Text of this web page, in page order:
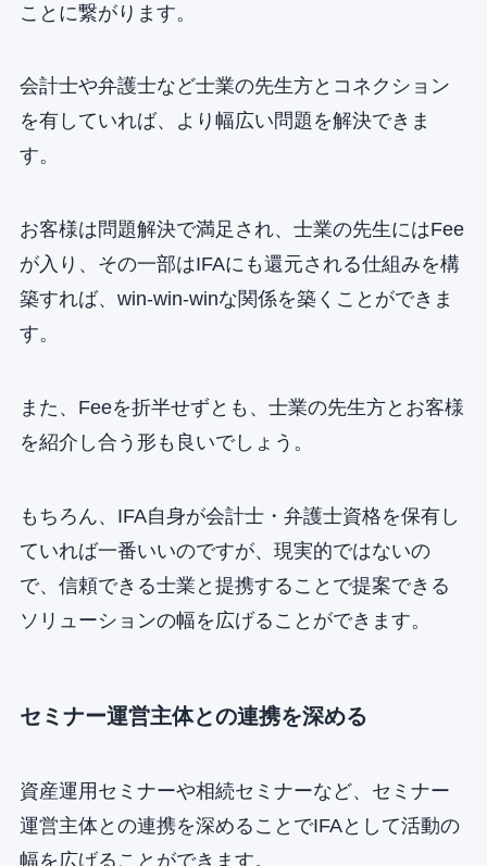
ことに繋がります。
会計士や弁護士など士業の先生方とコネクション
を有していれば、より幅広い問題を解決できま
す。
お客様は問題解決で満足され、士業の先生にはFee
が入り、その一部はIFAにも還元される仕組みを構
築すれば、win-win-winな関係を築くことができま
す。
また、Feeを折半せずとも、士業の先生方とお客様
を紹介し合う形も良いでしょう。
もちろん、IFA自身が会計士・弁護士資格を保有し
ていれば一番いいのですが、現実的ではないの
で、信頼できる士業と提携することで提案できる
ソリューションの幅を広げることができます。
セミナー運営主体との連携を深める
資産運用セミナーや相続セミナーなど、セミナー
運営主体との連携を深めることでIFAとして活動の
幅を広げることができます。